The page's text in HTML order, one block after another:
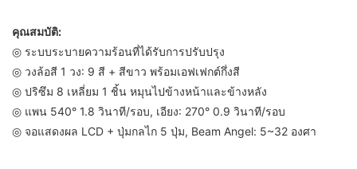
คุณสมบัติ:
◎ ระบบระบายความร้อนที่ได้รับการปรับปรุง
◎ วงล้อสี 1 วง: 9 สี + สีขาว พร้อมเอฟเฟกต์กึ่งสี
◎ ปริซึม 8 เหลี่ยม 1 ชิ้น หมุนไปข้างหน้าและข้างหลัง
◎ แพน 540° 1.8 วินาที/รอบ, เอียง: 270° 0.9 วินาที/รอบ
◎ จอแสดงผล LCD + ปุ่มกลไก 5 ปุ่ม, Beam Angel: 5~32 องศา